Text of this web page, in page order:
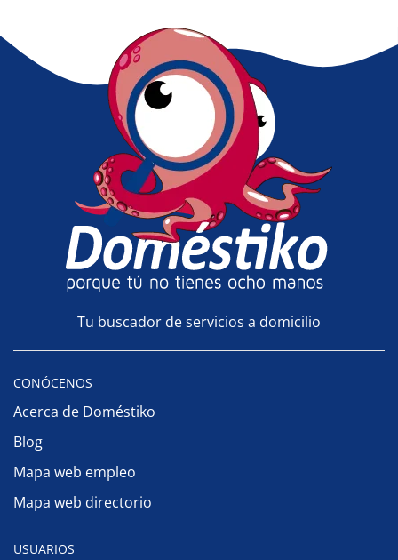
Tu buscador de servicios a domicilio
CONÓCENOS
Acerca de Doméstiko
Blog
Mapa web empleo
Mapa web directorio
USUARIOS